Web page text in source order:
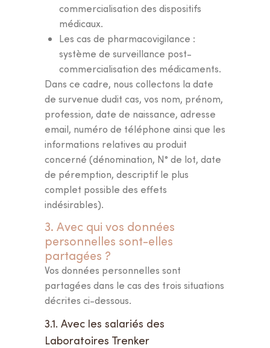
commercialisation des dispositifs
médicaux.
Les cas de pharmacovigilance :
système de surveillance post-
commercialisation des médicaments.
Dans ce cadre, nous collectons la date
de survenue dudit cas, vos nom, prénom,
profession, date de naissance, adresse
email, numéro de téléphone ainsi que les
informations relatives au produit
concerné (dénomination, N° de lot, date
de péremption, descriptif le plus
complet possible des effets
indésirables).
3. Avec qui vos données
personnelles sont-elles
partagées ?
Vos données personnelles sont
partagées dans le cas des trois situations
décrites ci-dessous.
3.1. Avec les salariés des
Laboratoires Trenker
Trouvez laformule
adaptée
et faites le premier
pas vers votrerituel
beauté.